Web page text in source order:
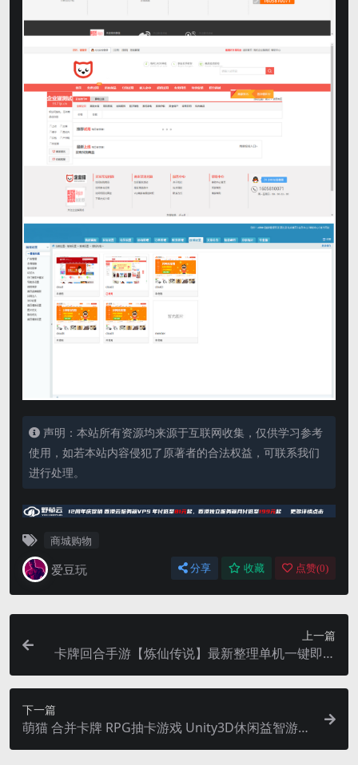
声明：本站所有资源均来源于互联网收集，仅供学习参考
使用，如若本站内容侵犯了原著者的合法权益，可联系我们
进行处理。
商城购物
爱豆玩 分享 收藏 点赞(0)
上一篇
卡牌回合手游【炼仙传说】最新整理单机一键即玩
镜像端+Linux手工服务端+GM授权后台+安卓苹果
双端+详细搭建教程
下一篇
萌猫 合并卡牌 RPG抽卡游戏 Unity3D休闲益智游戏
源码完整项目